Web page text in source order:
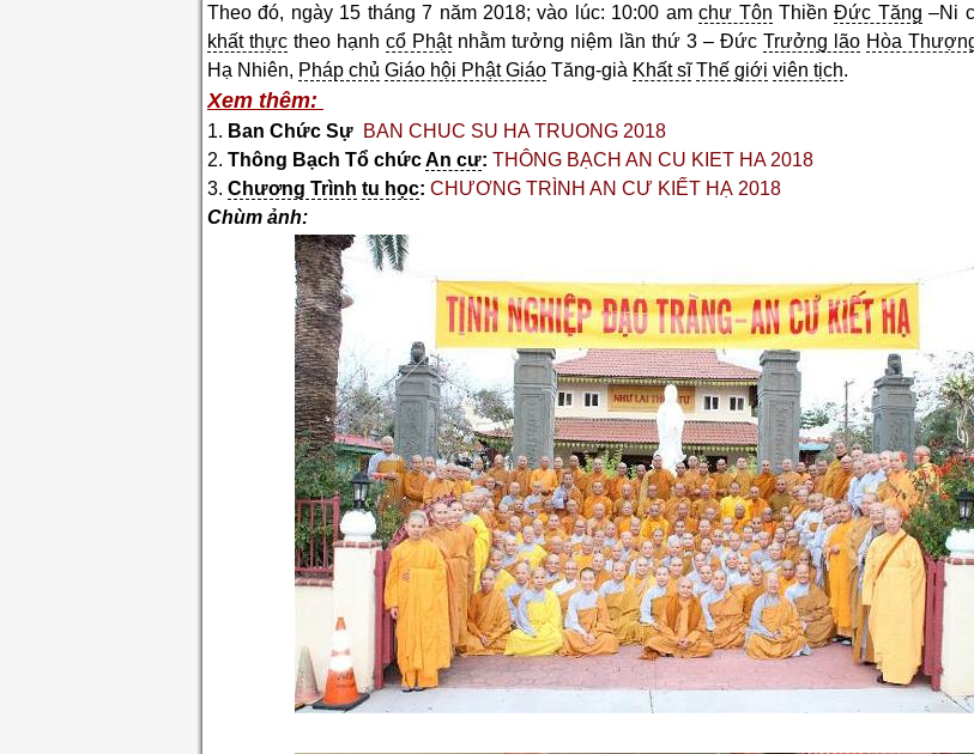
Theo đó, ngày 15 tháng 7 năm 2018; vào lúc: 10:00 amchư Tôn ThiềnĐức Tăng –Ni
khất thực theo hạnhcổ Phậtnhằm tưởng niệm lần thứ 3 – Đức Trưởng lão Hòa
Hạ Nhiên, Pháp chủ Giáo hội Phật Giáo Tăng-già Khất sĩ Thế giới viên tịch.
Xem thêm:
1. Ban Chức Sự BAN CHUC SU HA TRUONG 2018
2. Thông Bạch Tổ chứcAn cư: THÔNG BẠCH AN CU KIET HA 2018
3. Chương Trình tu học: CHƯƠNG TRÌNH AN CƯ KIẾT HẠ 2018
Chùm ảnh: